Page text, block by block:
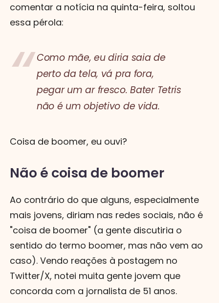
comentar a notícia na quinta-feira, soltou
essa pérola:
Como mãe, eu diria saia de
perto da tela, vá pra fora,
pegar um ar fresco. Bater Tetris
não é um objetivo de vida.
Coisa de boomer, eu ouvi?
Não é coisa de boomer
Ao contrário do que alguns, especialmente
mais jovens, diriam nas redes sociais, não é
"coisa de boomer" (a gente discutiria o
sentido do termo boomer, mas não vem ao
caso). Vendo reações à postagem no
Twitter/X, notei muita gente jovem que
concorda com a jornalista de 51 anos.